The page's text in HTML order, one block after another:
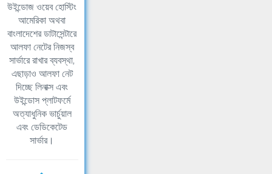
উইন্ডোজ ওয়েব হোস্টিং
আমেরিকা অথবা
বাংলাদেশের ডাটাসেন্টারে
আলফা নেটের নিজস্ব
সার্ভারে রাখার ব্যবস্থা,
এছাড়াও আলফা নেট
দিচ্ছে লিনাক্স এবং
উইন্ডোস প্লাটফর্মে
অত্যাধুনিক ভার্চুয়াল
এবং ডেডিকেটেড
সার্ভার।